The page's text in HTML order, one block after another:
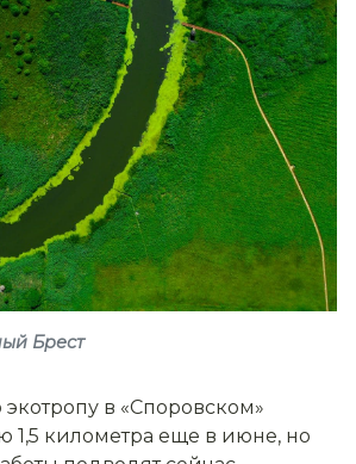
Брест
в «Споровском»
1,5 километра еще в июне, но